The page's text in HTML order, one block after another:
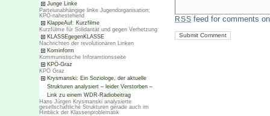
Junge Linke
Parteiunabhängige linke Jugendorganisation;
KPÖ-nahestehend
KlappeAuf: Kurzfilme
Kurzfülme für Solidarität und gegen Verhetzung
KLASSEgegenKLASSE
Nachrichten der revolutionären Linken
Kominform
Kommunistische Inforamtionsseite
KPÖ-Graz
KPÖ Graz
Krysmanski: Ein Soziologe, der aktuelle
Strukturen analysiert – leider Verstorben –
Link zu einem WDR-Radiobeitrag
Hans Jürgen Krysmanski analysierte
gesellschaftliche Strukturen gerade auch im
Hinblick der Klassenproblematik
RSS feed for comments